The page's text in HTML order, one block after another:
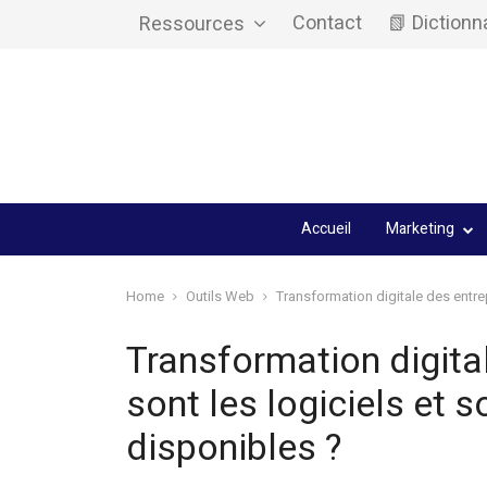
Ressources Contact 📗
Accueil Marketing
Home Outils Web Transformation digitale des
Transformation
sont les logiciels et
disponibles ?